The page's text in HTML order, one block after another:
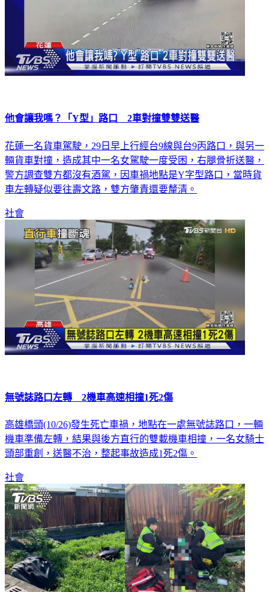
他會讓我嗎？「Y型」路口 2車對撞雙雙送醫
花蓮一名貨車駕駛，29日早上行經台9線與台9丙路口，與另一
輛貨車對撞，造成其中一名女駕駛一度受困，右腿骨折送醫，
警方調查雙方都沒有酒駕，因車禍地點是Y字型路口，當時貨
車左轉疑似要往壽文路，雙方肇責還要釐清。
社會
無號誌路口左轉 2機車高速相撞1死2傷
高雄橋頭(10/26)發生死亡車禍，地點在一處無號誌路口，一輛
機車準備左轉，結果與後方直行的雙載機車相撞，一名女騎士
頭部重創，送醫不治，整起事故造成1死2傷。
社會